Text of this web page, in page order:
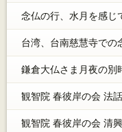
念仏の行、水月を感じ
台湾、台南慈慧寺での
鎌倉大仏さま月夜の別
観智院 春彼岸の会 法話
観智院 春彼岸の会 清興